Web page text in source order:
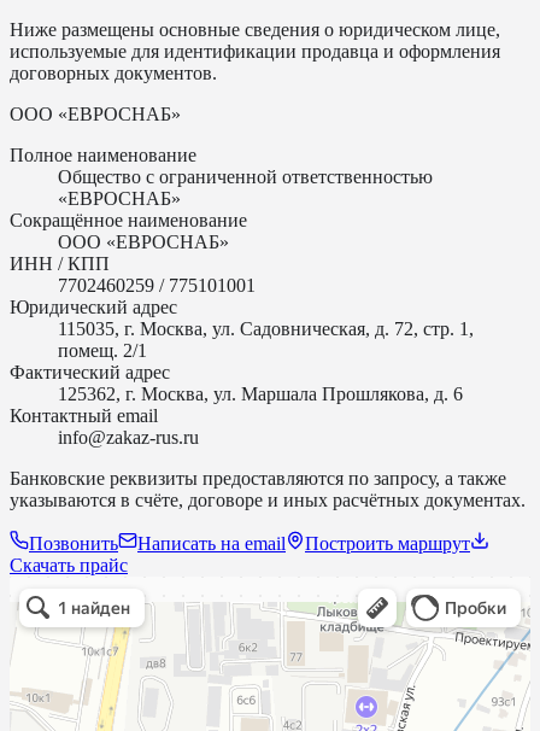
Ниже размещены основные сведения о юридическом лице,
используемые для идентификации продавца и оформления
договорных документов.
ООО «ЕВРОСНАБ»
Полное наименование
Общество с ограниченной ответственностью
«ЕВРОСНАБ»
Сокращённое наименование
ООО «ЕВРОСНАБ»
ИНН / КПП
7702460259 / 775101001
Юридический адрес
115035, г. Москва, ул. Садовническая, д. 72, стр. 1,
помещ. 2/1
Фактический адрес
125362, г. Москва, ул. Маршала Прошлякова, д. 6
Контактный email
info@zakaz-rus.ru
Банковские реквизиты предоставляются по запросу, а также
указываются в счёте, договоре и иных расчётных документах.
Позвонить Написать на email
Построить маршрут
Скачать прайс